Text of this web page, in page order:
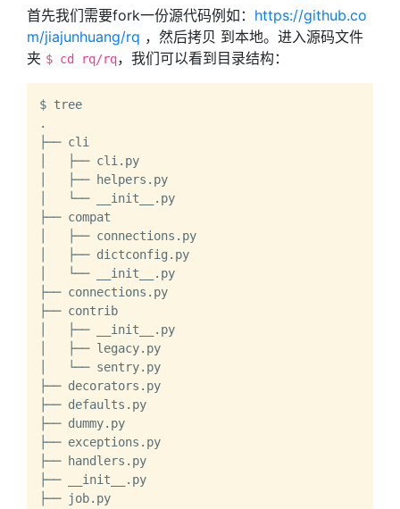
首先我们需要fork一份源代码例如： https://github.co
m/jiajunhuang/rq ，然后拷贝 到本地。进入源码文件
夹 $ cd rq/rq，我们可以看到目录结构：
$ tree
.
├── cli
│   ├── cli.py
│   ├── helpers.py
│   └── __init__.py
├── compat
│   ├── connections.py
│   ├── dictconfig.py
│   └── __init__.py
├── connections.py
├── contrib
│   ├── __init__.py
│   ├── legacy.py
│   └── sentry.py
├── decorators.py
├── defaults.py
├── dummy.py
├── exceptions.py
├── handlers.py
├── __init__.py
├── job.py